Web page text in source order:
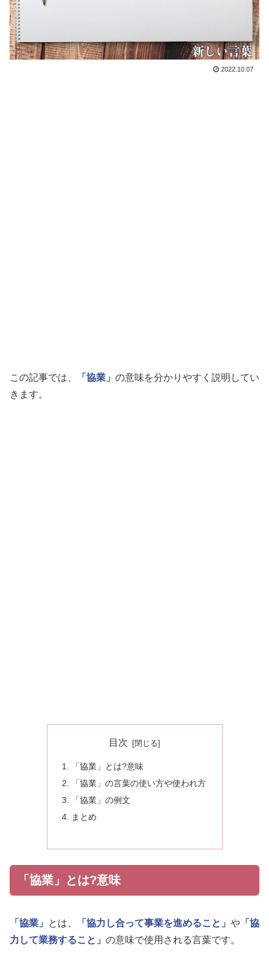
2022.10.07
この記事では、 「協業」 の意味を分かりやすく説明してい
きます。
目次
「協業」とは?意味
「協業」の言葉の使い方や使われ方
「協業」の例文
まとめ
「協業」とは?意味
「協業」 とは、 「協力し合って事業を進めること」 や 「協
力して業務すること」 の意味で使用される言葉です。